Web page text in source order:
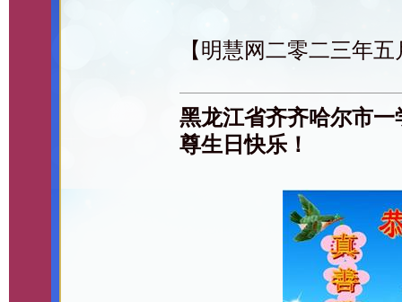
【明慧网二零二三年
黑龙江省齐齐哈尔市
尊生日快乐！